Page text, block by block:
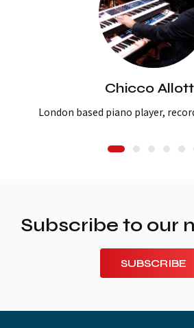
Chicco
London based piano player,
Subscribe to our
SUBSCRIBE